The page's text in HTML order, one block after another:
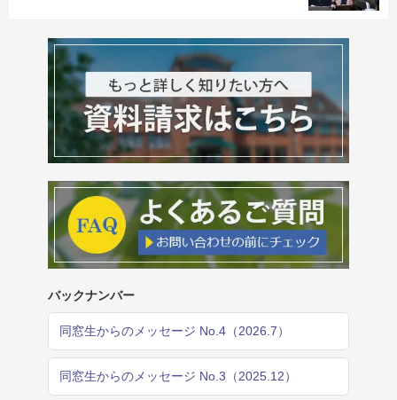
バックナンバー
同窓生からのメッセージ No.4（2026.7）
同窓生からのメッセージ No.3（2025.12）